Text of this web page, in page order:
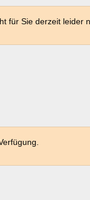
für Sie derzeit leider